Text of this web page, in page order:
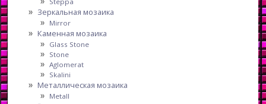
Зеркальная мозаика
Mirror
Каменная мозаика
Glass Stone
Stone
Aglomerat
Skalini
Металлическая мозаика
Metall